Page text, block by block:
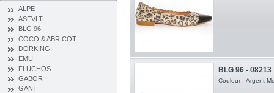
ALPE
ASFVLT
BLG 96
COCO & ABRICOT
DORKING
EMU
FLUCHOS
GABOR
GANT
BLG 96 - 08213
Couleur : Argent